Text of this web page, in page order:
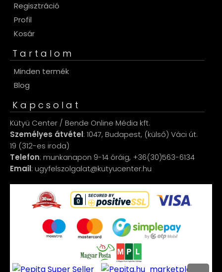
Regisztráció
Profil
Kosár
Tartalom
Minden termék
Blog
Kapcsolat
Kütyü Center / Bende Online Média kft.
Személyes átvétel: 1047, Budapest, (külső) Váci út.
19 (312-es iroda)
Telefon: munkanapon 9-14 óráig, +36(30)563-6134
Email: ugyfelszolgalat@kutyucenter.hu
marketplace